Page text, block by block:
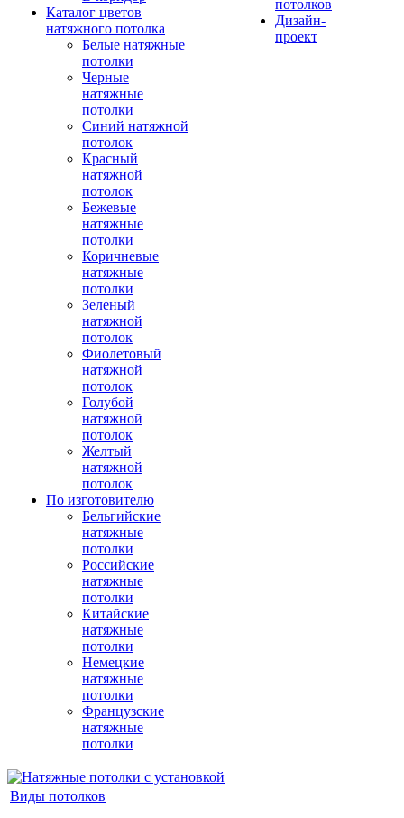
Каталог цветов
натяжного потолка
Белые натяжные
потолки
Черные
натяжные
потолки
Синий натяжной
потолок
Красный
натяжной
потолок
Бежевые
натяжные
потолки
Коричневые
натяжные
потолки
Зеленый
натяжной
потолок
Фиолетовый
натяжной
потолок
Голубой
натяжной
потолок
Желтый
натяжной
потолок
По изготовителю
Бельгийские
натяжные
потолки
Российские
натяжные
потолки
Китайские
натяжные
потолки
Немецкие
натяжные
потолки
Французские
натяжные
потолки
потолков
Дизайн-
проект
Виды потолков